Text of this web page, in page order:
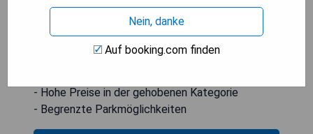
- Luxuriöse und stilvolle Einrichtung
- Hervorragender Service und Gastfreundschaft
- Moderne Ausstattung und Annehmlichkeiten
- Hohe Preise in der gehobenen Kategorie
- Begrenzte Parkmöglichkeiten
Nein, danke
Auf booking.com finden